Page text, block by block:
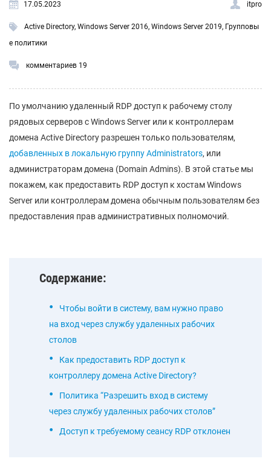
17.05.2023 itpro
Active Directory, Windows Server 2016, Windows Server 2019, Групповы
е политики
комментариев 19
По умолчанию удаленный RDP доступ к рабочему столу
рядовых серверов с Windows Server или к контроллерам
домена Active Directory разрешен только пользователям,
добавленных в локальную группу Administrators, или
администраторам домена (Domain Admins). В этой статье мы
покажем, как предоставить RDP доступ к хостам Windows
Server или контроллерам домена обычным пользователям без
предоставления прав административных полномочий.
Содержание:
Чтобы войти в систему, вам нужно право
на вход через службу удаленных рабочих
столов
Как предоставить RDP доступ к
контроллеру домена Active Directory?
Политика “Разрешить вход в систему
через службу удаленных рабочих столов”
Доступ к требуемому сеансу RDP отклонен